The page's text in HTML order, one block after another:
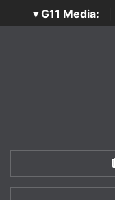
▾ G11 Media:
SecurityOpenLab